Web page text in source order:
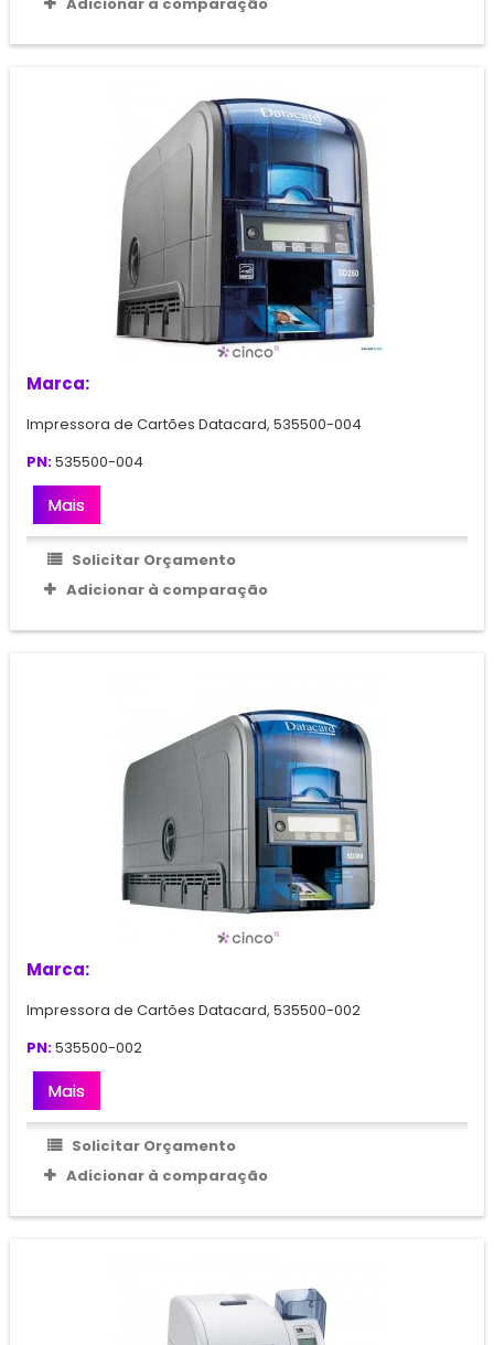
Marca:
Impressora de Cartões Datacard, 535500-004
PN:535500-004
Mais
Solicitar Orçamento
Adicionar à comparação
Marca:
Impressora de Cartões Datacard, 535500-002
PN:535500-002
Mais
Solicitar Orçamento
Adicionar à comparação